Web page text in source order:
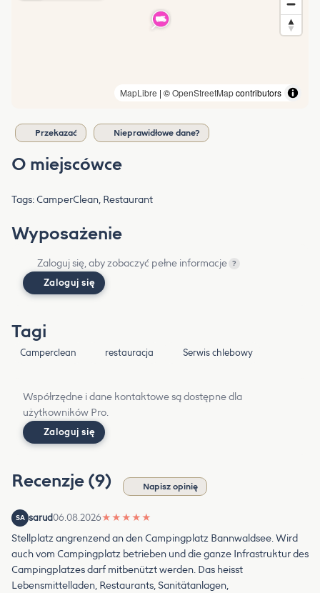
MapLibre | ©OpenStreetMapcontributors
Przekazać Nieprawidłowe dane?
O miejscówce
Tags: CamperClean, Restaurant
Wyposażenie
Zaloguj się, aby zobaczyć pełne informacje ?
Zaloguj się
Tagi
Camperclean restauracja Serwis chlebowy
Współrzędne i dane kontaktowe są dostępne dla
użytkowników Pro.
Zaloguj się
Recenzje (9) Napisz opinię
SA sarud06.08.2026★ ★ ★ ★ ★
Stellplatz angrenzend an den Campingplatz Bannwaldsee. Wird
auch vom Campingplatz betrieben und die ganze Infrastruktur des
Campingplatzes darf mitbenützt werden. Das heisst
Lebensmittelladen, Restaurants, Sanitätanlagen,